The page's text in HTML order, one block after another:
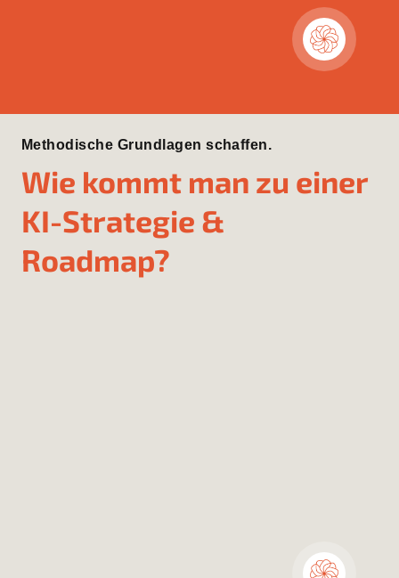
Methodische Grundlagen schaffen.
Wie kommt man zu einer
KI-Strategie &
Roadmap?